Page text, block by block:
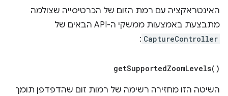
האינטראקציה עם רמת הזום של הכרטיסייה שצולמה
מתבצעת באמצעות ממשקי ה-API הבאים של
CaptureController
:
getSupportedZoomLevels( )
השיטה הזו מחזירה רשימה של רמות זום שהדפדפן תומך